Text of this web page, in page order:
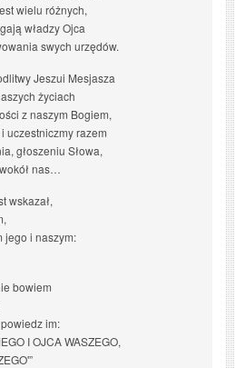
wielu różnych,
władzy Ojca
swych urzędów.
Jeszui Mesjasza
życiach
z naszym Bogiem,
uczestniczmy razem
głoszeniu Słowa,
nas…
wskazał,
jego i naszym:
bowiem
im:
I OJCA WASZEGO,